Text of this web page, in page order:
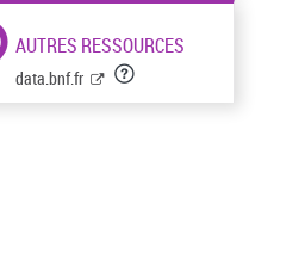
AUTRES RESSOURCES
data.bnf.fr